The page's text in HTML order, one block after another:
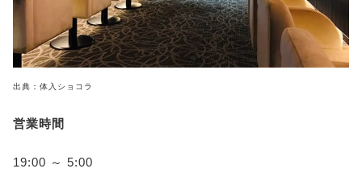
出典：体入ショコラ
営業時間
19:00 ～ 5:00